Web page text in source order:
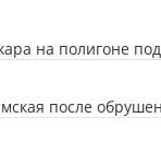
на полигоне
после